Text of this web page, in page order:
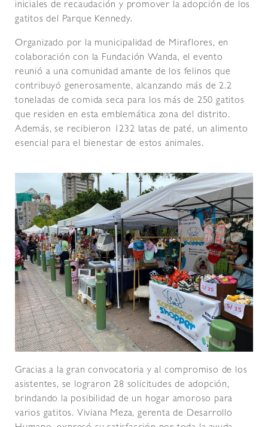
iniciales de recaudación y promover la adopción de los
gatitos del Parque Kennedy.
Organizado por la municipalidad de Miraflores, en
colaboración con la Fundación Wanda, el evento
reunió a una comunidad amante de los felinos que
contribuyó generosamente, alcanzando más de 2.2
toneladas de comida seca para los más de 250 gatitos
que residen en esta emblemática zona del distrito.
Además, se recibieron 1232 latas de paté, un alimento
esencial para el bienestar de estos animales.
Gracias a la gran convocatoria y al compromiso de los
asistentes, se lograron 28 solicitudes de adopción,
brindando la posibilidad de un hogar amoroso para
varios gatitos. Viviana Meza, gerenta de Desarrollo